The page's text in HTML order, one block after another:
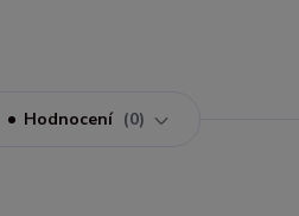
Hodnocení 0